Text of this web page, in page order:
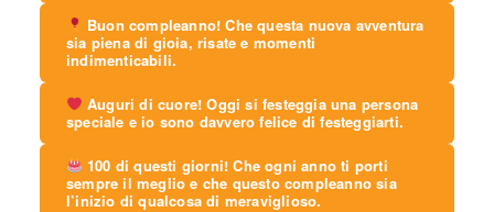
Buon compleanno! Che questa nuova avventura
sia piena di gioia, risate e momenti
indimenticabili.
Auguri di cuore! Oggi si festeggia una persona
speciale e io sono davvero felice di festeggiarti.
100 di questi giorni! Che ogni anno ti porti
sempre il meglio e che questo compleanno sia
l’inizio di qualcosa di meraviglioso.